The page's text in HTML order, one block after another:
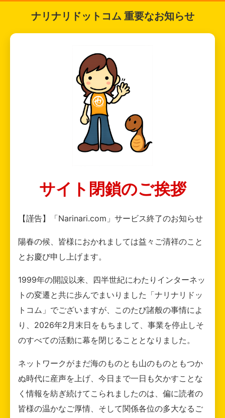
ナリナリドットコム 重要なお知らせ
サイト閉鎖のご挨拶
【謹告】「Narinari.com」サービス終了のお知らせ
陽春の候、皆様におかれましては益々ご清祥のこと
とお慶び申し上げます。
1999年の開設以来、四半世紀にわたりインターネッ
トの変遷と共に歩んでまいりました「ナリナリドッ
トコム」でございますが、このたび諸般の事情によ
り、2026年2月末日をもちまして、事業を停止しそ
のすべての活動に幕を閉じることとなりました。
ネットワークがまだ海のものとも山のものともつか
ぬ時代に産声を上げ、今日まで一日も欠かすことな
く情報を紡ぎ続けてこられましたのは、偏に読者の
皆様の温かなご厚情、そして関係各位の多大なるご